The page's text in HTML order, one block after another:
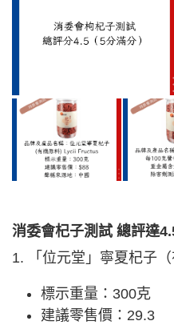
消委會杞子測試 總評達
1. 「位元堂」寧夏杞子（
標示重量：300克
建議零售價：29.3